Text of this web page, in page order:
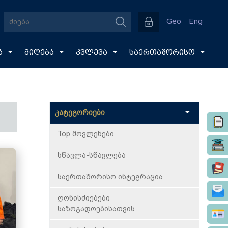
Geo Eng
მიღება კვლევა საერთაშორისო
კატეგორიები
Top მოვლენები
სწავლა-სწავლება
საერთაშორისო ინტეგრაცია
ღონისძიებები
საზოგადოებისათვის